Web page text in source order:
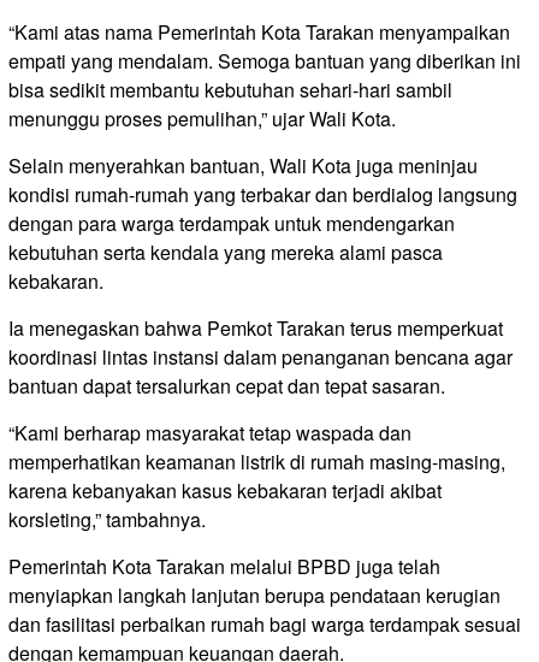
“Kami atas nama Pemerintah Kota Tarakan menyampaikan
empati yang mendalam. Semoga bantuan yang diberikan ini
bisa sedikit membantu kebutuhan sehari-hari sambil
menunggu proses pemulihan,” ujar Wali Kota.
Selain menyerahkan bantuan, Wali Kota juga meninjau
kondisi rumah-rumah yang terbakar dan berdialog langsung
dengan para warga terdampak untuk mendengarkan
kebutuhan serta kendala yang mereka alami pasca
kebakaran.
Ia menegaskan bahwa Pemkot Tarakan terus memperkuat
koordinasi lintas instansi dalam penanganan bencana agar
bantuan dapat tersalurkan cepat dan tepat sasaran.
“Kami berharap masyarakat tetap waspada dan
memperhatikan keamanan listrik di rumah masing-masing,
karena kebanyakan kasus kebakaran terjadi akibat
korsleting,” tambahnya.
Pemerintah Kota Tarakan melalui BPBD juga telah
menyiapkan langkah lanjutan berupa pendataan kerugian
dan fasilitasi perbaikan rumah bagi warga terdampak sesuai
dengan kemampuan keuangan daerah.